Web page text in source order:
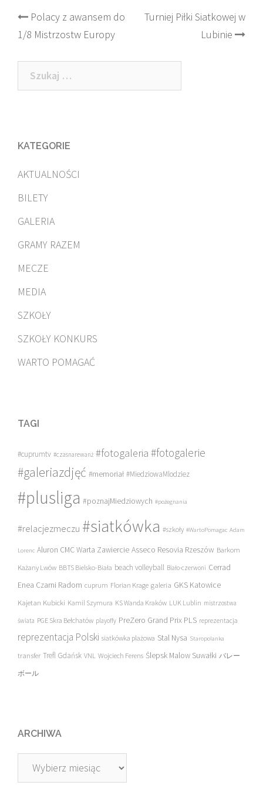
Post
navigation
Polacy z awansem do
1/8 Mistrzostw Europy
Turniej Piłki Siatkowej w
Lubinie
Szukaj:
KATEGORIE
AKTUALNOŚCI
BILETY
GALERIA
GRAMY RAZEM
MECZE
MEDIA
SZKOŁY
SZKOŁY KONKURS
WARTO POMAGAĆ
TAGI
#cuprumtv #czasnarewanż #fotogaleria #fotogalerie
#galeriazdjęć #memoriał #MiedziowaMlodziez
#plusliga #poznajMiedziowych #pożegnania
#relacjezmeczu #siatkówka #szkoły #WartoPomagac Adam
Lorenc Aluron CMC Warta Zawiercie Asseco Resovia Rzeszów Barkom
Każany Lwów BBTS Bielsko-Biała beach volleyball Biało-czerwoni Cerrad
Enea Czarni Radom cuprum Florian Krage galeria GKS Katowice
Kajetan Kubicki Kamil Szymura KS Wanda Kraków LUK Lublin mistrzostwa
świata PGE Skra Bełchatów playoffy PreZero Grand Prix PLS reprezentacja
reprezentacja Polski siatkówka plażowa Stal Nysa Staropolanka
transfer Trefl Gdańsk VNL Wojciech Ferens Ślepsk Malow Suwałki バレー
ボール
ARCHIWA
Archiwa